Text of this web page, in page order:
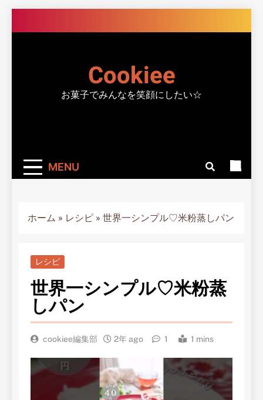
to
Cookiee
お菓子でみんなを笑顔にしたい☆
MENU
ホーム » レシピ » 世界一シンプル♡米粉蒸しパン
レシピ
世界一シンプル♡米粉蒸
しパン
cookiee編集部 2年 ago 1 1 mins